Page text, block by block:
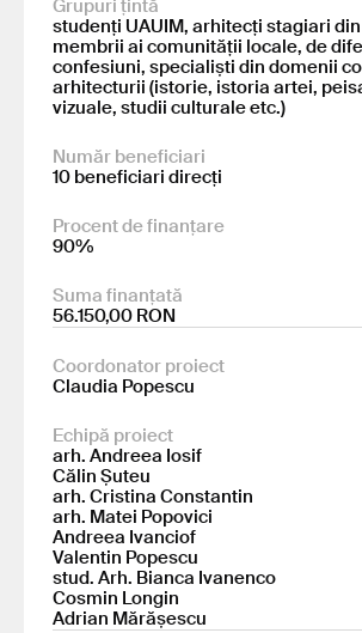
Grupuri țintă
studenți UAUIM, arhitecți stagiari
membrii ai comunității locale, de
confesiuni, specialiști din domenii
arhitecturii (istorie, istoria artei,
vizuale, studii culturale etc.)
Număr beneficiari
10 beneficiari direcți
Procent de finanțare
90%
Suma finanțată
56.150,00 RON
Coordonator proiect
Claudia Popescu
Echipă proiect
arh. Andreea Iosif
Călin Șuteu
arh. Cristina Constantin
arh. Matei Popovici
Andreea Ivanciof
Valentin Popescu
stud. Arh. Bianca Ivanenco
Cosmin Longin
Adrian Mărășescu